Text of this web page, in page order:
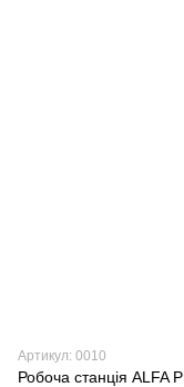
Артикул: 0010
Робоча станція ALFA